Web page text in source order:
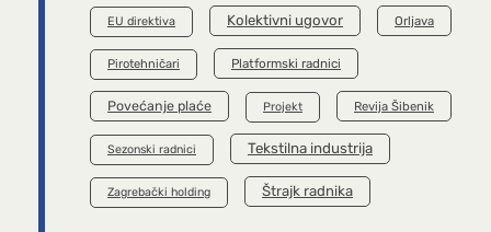
EU direktiva Kolektivni ugovor Orljava
Pirotehničari Platformski radnici
Povećanje plaće Projekt Revija Šibenik
Sezonski radnici Tekstilna industrija
Zagrebački holding Štrajk radnika